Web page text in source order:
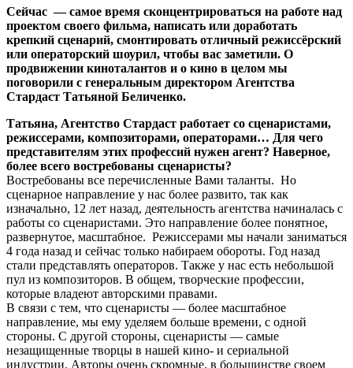
Сейчас — самое время сконцентрироваться на работе над
проектом своего фильма, написать или доработать
крепкий сценарий, смонтировать отличный режиссёрский
или операторский шоурил, чтобы вас заметили. О
продвижении киноталантов и о кино в целом мы
поговорили с генеральным директором Агентства
Стардаст Татьяной Беличенко.
Татьяна, Агентство Стардаст работает со сценаристами,
режиссерами, композиторами, операторами… Для чего
представителям этих профессий нужен агент? Наверное,
более всего востребованы сценаристы?
Востребованы все перечисленные Вами таланты. Но
сценарное направление у нас более развито, так как
изначально, 12 лет назад, деятельность агентства начиналась с
работы со сценаристами. Это направление более понятное,
развернутое, масштабное. Режиссерами мы начали заниматься
4 года назад и сейчас только набираем обороты. Год назад
стали представлять операторов. Также у нас есть небольшой
пул из композиторов. В общем, творческие профессии,
которые владеют авторскими правами.
В связи с тем, что сценаристы — более масштабное
направление, мы ему уделяем больше времени, с одной
стороны. С другой стороны, сценаристы — самые
незащищенные творцы в нашей кино- и сериальной
индустрии. Авторы очень скромные, в большинстве своем